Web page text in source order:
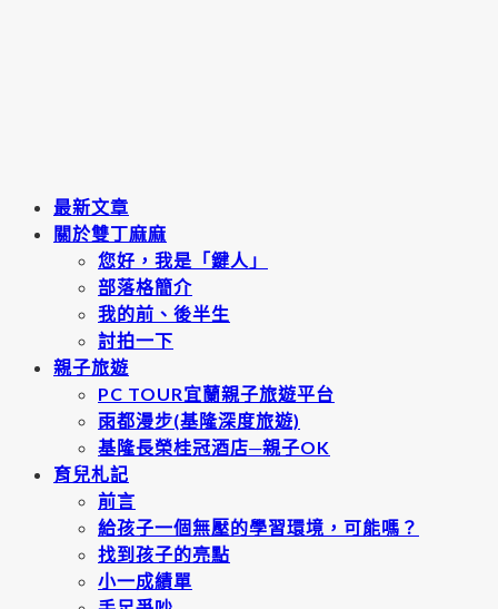
最新文章
關於雙丁麻麻
您好，我是「鍵人」
部落格簡介
我的前、後半生
討拍一下
親子旅遊
PC TOUR宜蘭親子旅遊平台
雨都漫步(基隆深度旅遊)
基隆長榮桂冠酒店─親子OK
育兒札記
前言
給孩子一個無壓的學習環境，可能嗎？
找到孩子的亮點
小一成績單